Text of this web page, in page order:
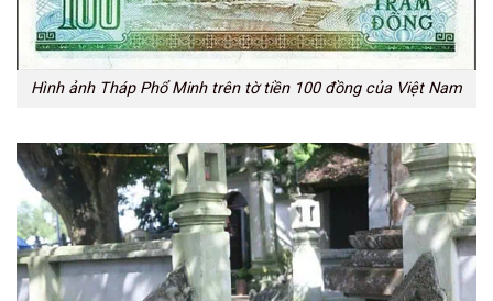
Hình ảnh Tháp Phổ Minh trên tờ tiền 100 đồng của Việt Nam